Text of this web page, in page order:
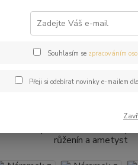
Náramek z
z
Souhlasím se zpracováním
Přeji si odebírat novinky e-mailem dle